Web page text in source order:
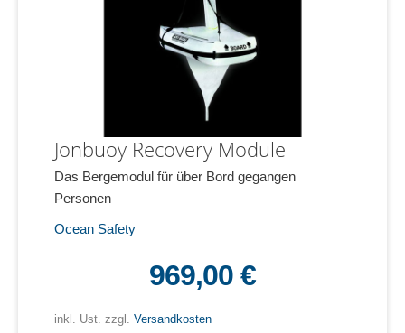
Jonbuoy Recovery Module
Das Bergemodul für über Bord gegangen
Personen
Ocean Safety
969,00 €
inkl. Ust. zzgl. Versandkosten